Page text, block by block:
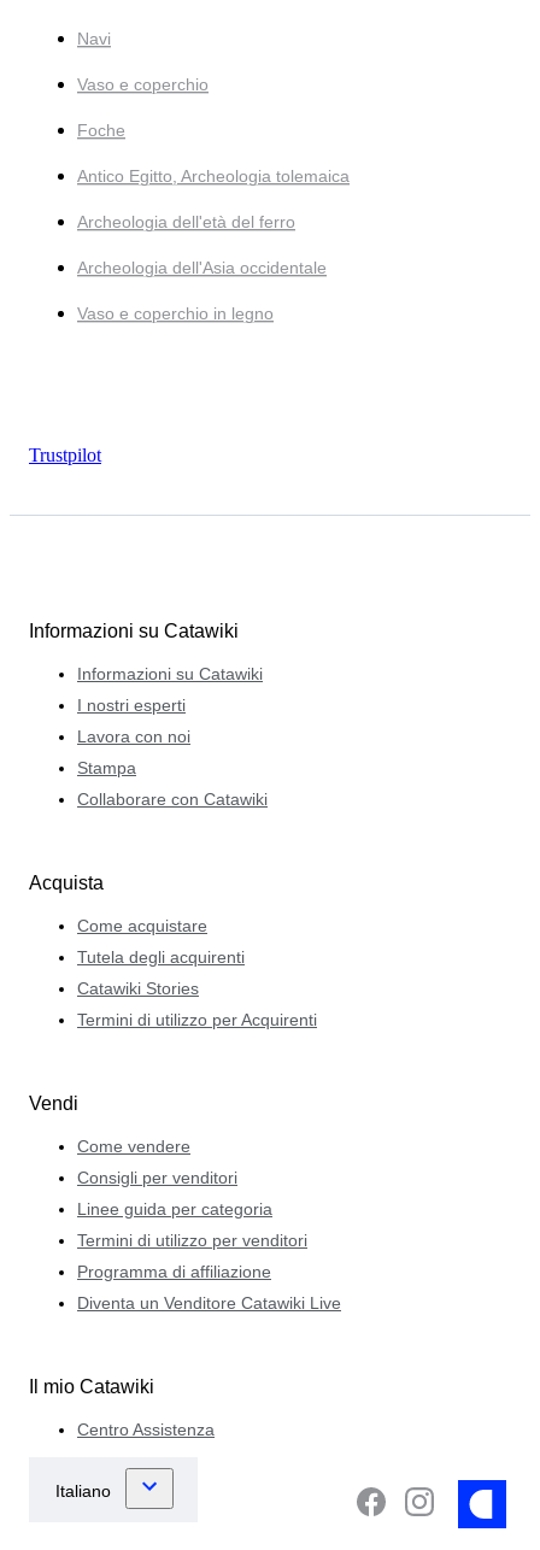
Navi
Vaso e coperchio
Foche
Antico Egitto, Archeologia tolemaica
Archeologia dell'età del ferro
Archeologia dell'Asia occidentale
Vaso e coperchio in legno
Trustpilot
Informazioni su Catawiki
Informazioni su Catawiki
I nostri esperti
Lavora con noi
Stampa
Collaborare con Catawiki
Acquista
Come acquistare
Tutela degli acquirenti
Catawiki Stories
Termini di utilizzo per Acquirenti
Vendi
Come vendere
Consigli per venditori
Linee guida per categoria
Termini di utilizzo per venditori
Programma di affiliazione
Diventa un Venditore Catawiki Live
Il mio Catawiki
Centro Assistenza